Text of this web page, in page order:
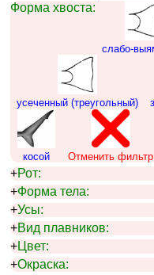
Форма хвоста:
слабо-
усеченный (треугольный)
косой Отменить фильтр
+Рот:
+Форма тела:
+Усы:
+Вид плавников:
+Цвет:
+Окраска: